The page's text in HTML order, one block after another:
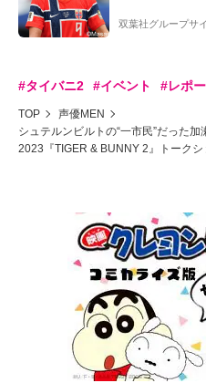
ー”映像が話
双葉社グループサ
#タイバニ2 #イベント #レポ
TOP
声優MEN
シュテルンビルトの“一市民”だった
2023『TIGER & BUNNY 2』トークシ